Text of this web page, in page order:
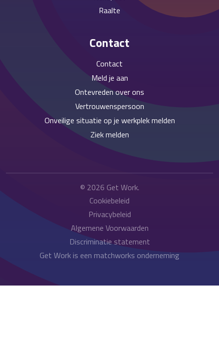
Raalte
Contact
Contact
Meld je aan
Ontevreden over ons
Vertrouwenspersoon
Onveilige situatie op je werkplek melden
Ziek melden
© 2026 Get Work.
Cookiebeleid
Privacybeleid
Algemene Voorwaarden
Discriminatie statement
Get Work is een matchworks onderneming